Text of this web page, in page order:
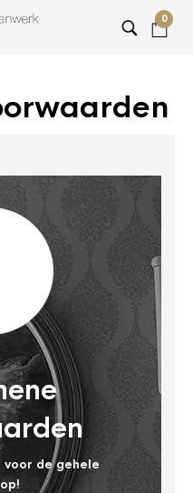
0
voor de gehele